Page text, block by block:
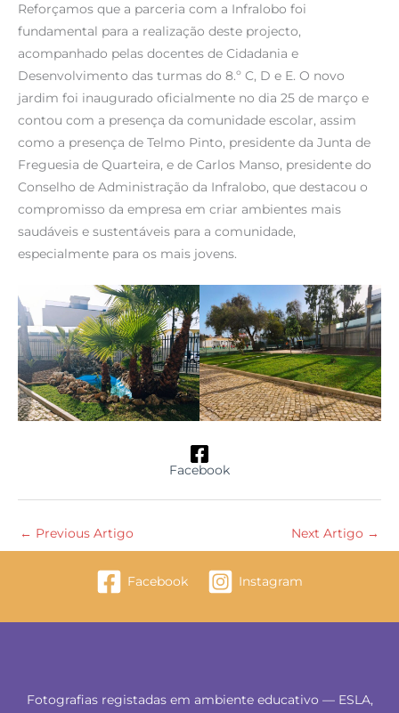
Reforçamos que a parceria com a Infralobo foi
fundamental para a realização deste projecto,
acompanhado pelas docentes de Cidadania e
Desenvolvimento das turmas do 8.º C, D e E. O novo
jardim foi inaugurado oficialmente no dia 25 de março e
contou com a presença da comunidade escolar, assim
como a presença de Telmo Pinto, presidente da Junta de
Freguesia de Quarteira, e de Carlos Manso, presidente do
Conselho de Administração da Infralobo, que destacou o
compromisso da empresa em criar ambientes mais
saudáveis e sustentáveis para a comunidade,
especialmente para os mais jovens.
Facebook
← Previous Artigo Next Artigo →
Facebook Instagram
Fotografias registadas em ambiente educativo — ESLA,